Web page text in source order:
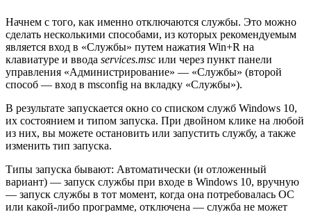
Начнем с того, как именно отключаются службы. Это можно
сделать несколькими способами, из которых рекомендуемым
является вход в «Службы» путем нажатия Win+R на
клавиатуре и ввода services.msc или через пункт панели
управления «Администрирование» — «Службы» (второй
способ — вход в msconfig на вкладку «Службы»).
В результате запускается окно со списком служб Windows 10,
их состоянием и типом запуска. При двойном клике на любой
из них, вы можете остановить или запустить службу, а также
изменить тип запуска.
Типы запуска бывают: Автоматически (и отложенный
вариант) — запуск службы при входе в Windows 10, вручную
— запуск службы в тот момент, когда она потребовалась ОС
или какой-либо программе, отключена — служба не может